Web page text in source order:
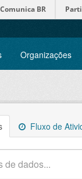
Comunica BR
Organizações
Fluxo de